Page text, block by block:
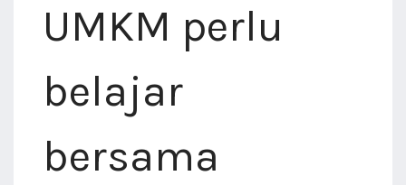
UMKM perlu
belajar
bersama